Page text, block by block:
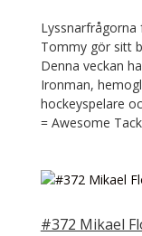
Tommy gör sitt
Denna veckan
Ironman,
hockeyspelare
= Awesome
#372 Mikael